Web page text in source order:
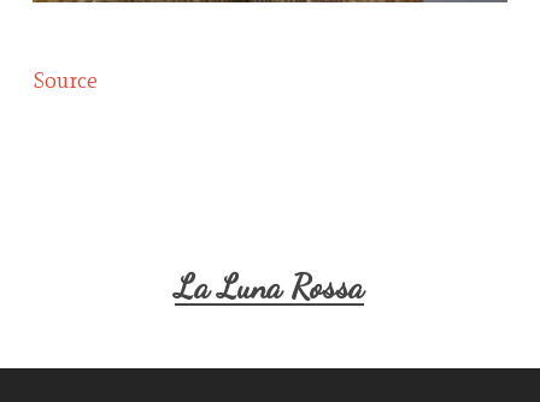
Source
La Luna Rossa